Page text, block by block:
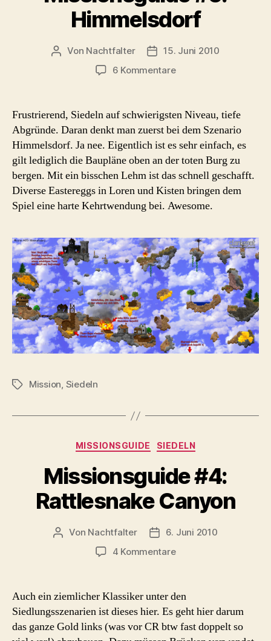
Himmelsdorf
Beitragsautor
Von Nachtfalter Beitragsdatum
15. Juni 2010
6 Kommentarezu
Himmelsdorf
Frustrierend, Siedeln auf schwierigsten Niveau, tiefe
Abgründe. Daran denkt man zuerst bei dem Szenario
Himmelsdorf. Ja nee. Eigentlich ist es sehr einfach, es
gilt lediglich die Baupläne oben an der toten Burg zu
bergen. Mit ein bisschen Lehm ist das schnell geschafft.
Diverse Eastereggs in Loren und Kisten bringen dem
Spiel eine harte Kehrtwendung bei. Awesome.
Schlagwörter
Mission, Siedeln
Kategorien
MISSIONSGUIDE SIEDELN
Missionsguide #4:
Rattlesnake Canyon
Beitragsautor
Von Nachtfalter Beitragsdatum
6. Juni 2010
4 Kommentarezu
Rattlesnake
Auch ein ziemlicher Klassiker unter den
Siedlungsszenarien ist dieses hier. Es geht hier darum
das ganze Gold links (was vor CR btw fast doppelt so